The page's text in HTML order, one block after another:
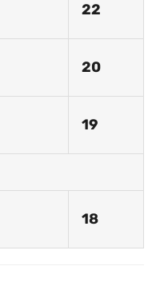
22
20
19
18